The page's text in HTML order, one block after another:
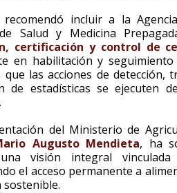
recomendó incluir a la
Salud y Medicina
certificación y control de
en habilitación y
las acciones de detección,
de estadísticas se ejecuten
del Ministerio de
Augusto Mendieta, ha
visión integral
el acceso permanente a
sostenible.